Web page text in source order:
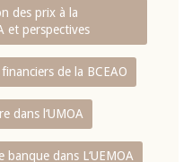
des prix à la
et perspectives
de la BCEAO
dans l‘UMOA
dans L‘UEMOA